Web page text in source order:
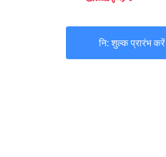
नि: शुल्क प्रारंभ करें